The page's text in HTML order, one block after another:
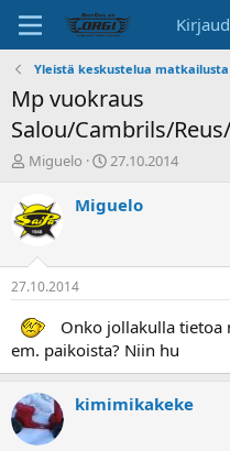
Yleistä keskustelua matkailusta
Mp vuokraus
Salou/Cambrils/
K
s
k
u
s
t
e
l
u
n
a
l
o
i
Miguelo
A
o
p
ä
i
v
ä
27.10.2014
Miguelo
27.10.2014
Onko jollakulla tietoa
em. paikoista? Niin hu
kimimikakeke